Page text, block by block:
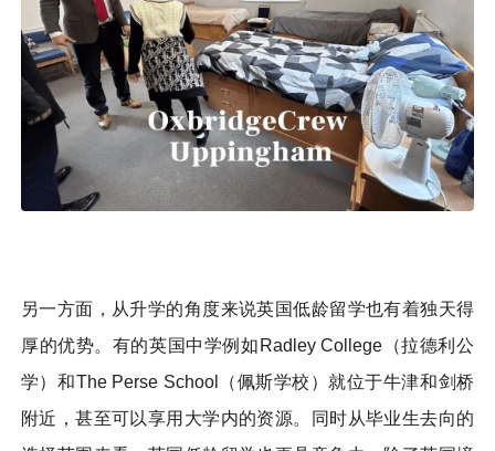
另一方面，从升学的角度来说英国低龄留学也有着独天得
厚的优势。有的英国中学例如Radley College（拉德利公
学）和The Perse School（佩斯学校）就位于牛津和剑桥
附近，甚至可以享用大学内的资源。同时从毕业生去向的